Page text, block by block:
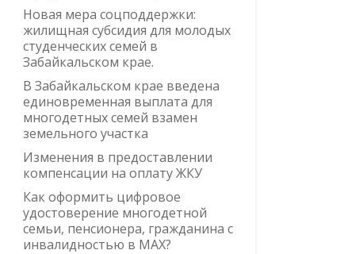
Новая мера соцподдержки:
жилищная субсидия для молодых
студенческих семей в
Забайкальском крае.
В Забайкальском крае введена
единовременная выплата для
многодетных семей взамен
земельного участка
Изменения в предоставлении
компенсации на оплату ЖКУ
Как оформить цифровое
удостоверение многодетной
семьи, пенсионера, гражданина с
инвалидностью в MAX?